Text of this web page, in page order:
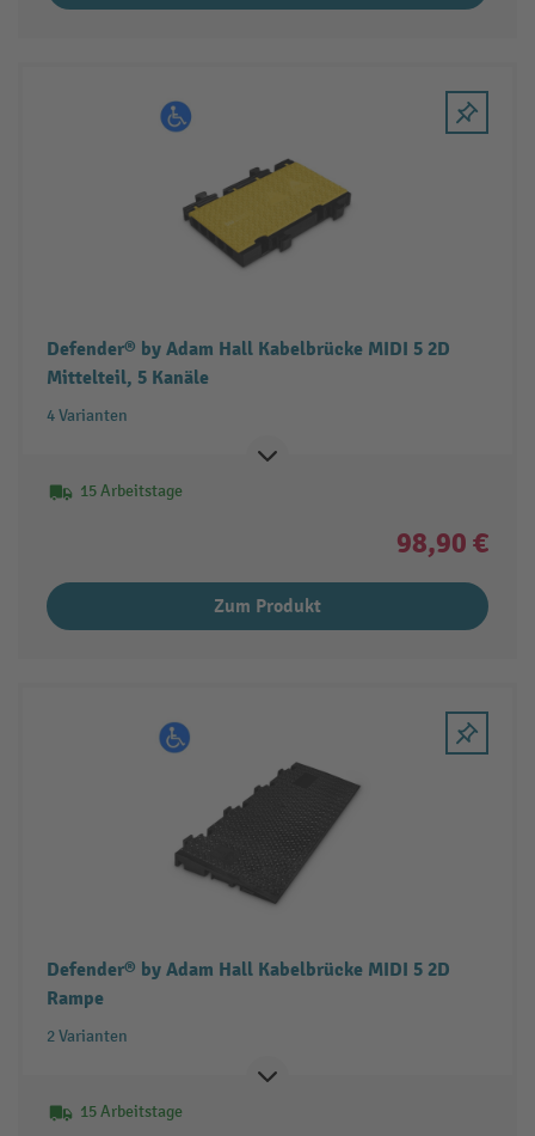
Defender® by Adam Hall Kabelbrücke MIDI 5 2D
Mittelteil, 5 Kanäle
4 Varianten
15 Arbeitstage
98,90 €
Zum Produkt
Defender® by Adam Hall Kabelbrücke MIDI 5 2D
Rampe
2 Varianten
15 Arbeitstage